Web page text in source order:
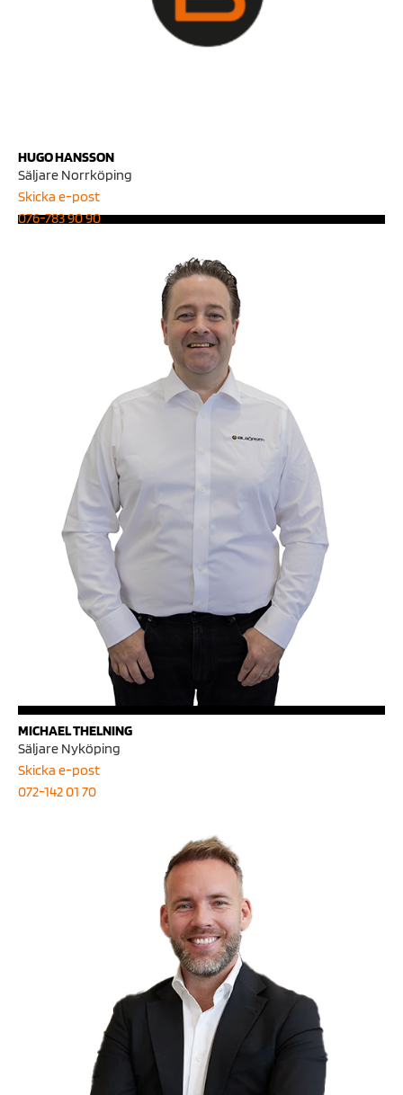
HUGO HANSSON
Säljare Norrköping
Skicka e-post
076-783 90 90
MICHAEL THELNING
Säljare Nyköping
Skicka e-post
072-142 01 70